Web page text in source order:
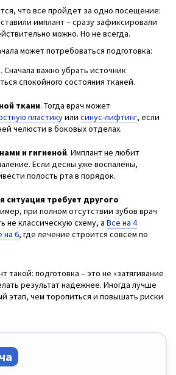
что все пройдет за одно посещение:
имплант – сразу зафиксировали
можно. Но не всегда.
может потребоваться подготовка:
. Сначала важно убрать источник
спокойного состояния тканей.
ткани. Тогда врач может
пластикуили синус-лифтинг, если
челюсти в боковых отделах.
и гигиеной. Имплант не любит
Если десны уже воспалены,
полость рта в порядок.
ситуация требует другого
при полном отсутствии зубов врач
не классическую схему, а Все на 4
на 6, где лечение строится совсем по
такой: подготовка – это не «затягивание
результат надежнее. Иногда лучше
этап, чем торопиться и повышать риски